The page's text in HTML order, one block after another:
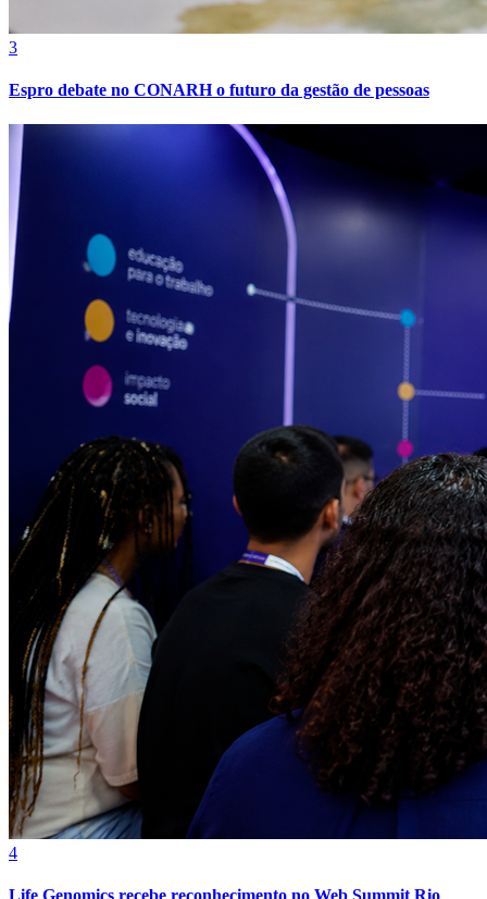
Atlético-MG
3
Espro debate no CONARH o futuro da gestão de pessoas
4
Life Genomics recebe reconhecimento no Web Summit Rio